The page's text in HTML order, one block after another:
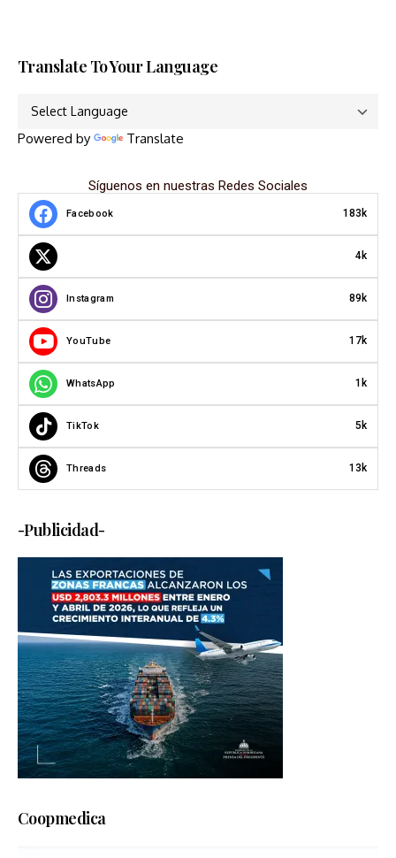
Translate To Your Language
Powered by Translate
Síguenos en nuestras Redes Sociales
Facebook 183k
4k
Instagram 89k
YouTube 17k
WhatsApp 1k
TikTok 5k
Threads 13k
-Publicidad-
Coopmedica